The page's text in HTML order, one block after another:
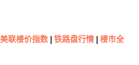
美联楼价指数| 铁路盘行情|
楼市全